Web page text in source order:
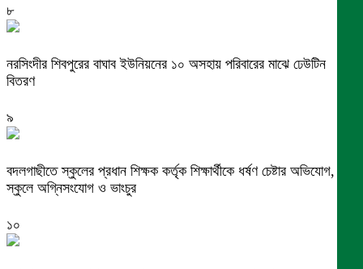
৮
নরসিংদীর শিবপুরের বাঘাব ইউনিয়নের ১০ অসহায় পরিবারের মাঝে ঢেউটিন
বিতরণ
৯
বদলগাছীতে স্কুলের প্রধান শিক্ষক কর্তৃক শিক্ষার্থীকে ধর্ষণ চেষ্টার অভিযোগ,
স্কুলে অগ্নিসংযোগ ও ভাংচুর
১০